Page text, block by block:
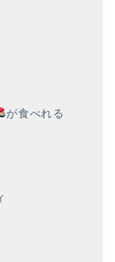
が食べれる